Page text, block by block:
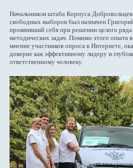
Начальником штаба Корпуса
свободных выборов был назначен
проявивший себя при решении целого
методических задач. Помимо этого опыта
мнение участников опроса в Интернете,
доверие как эффективному лидеру и
ответственному человеку.